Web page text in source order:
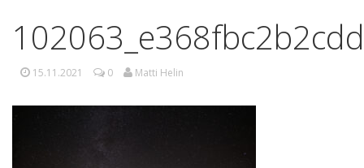
15.11.2021 0 Matti Helin